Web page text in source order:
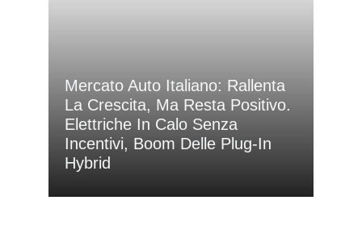
Mercato Auto Italiano: Rallenta
La Crescita, Ma Resta Positivo.
Elettriche In Calo Senza
Incentivi, Boom Delle Plug-In
Hybrid